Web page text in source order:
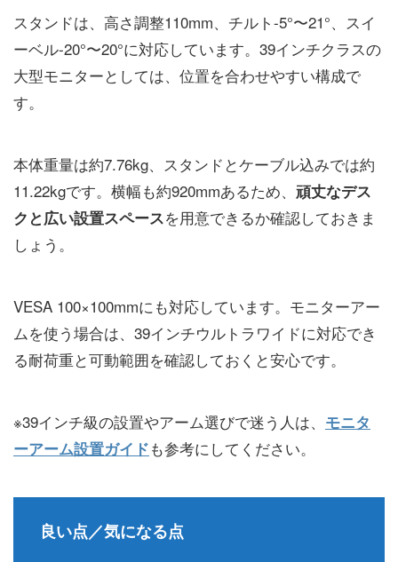
スタンドは、高さ調整110mm、チルト-5°〜21°、スイ
ーベル-20°〜20°に対応しています。39インチクラスの
大型モニターとしては、位置を合わせやすい構成で
す。
本体重量は約7.76kg、スタンドとケーブル込みでは約
11.22kgです。横幅も約920mmあるため、 頑丈なデス
クと広い設置スペースを用意できるか確認しておきま
しょう。
VESA 100×100mmにも対応しています。モニターアー
ムを使う場合は、39インチウルトラワイドに対応でき
る耐荷重と可動範囲を確認しておくと安心です。
※39インチ級の設置やアーム選びで迷う人は、 モニタ
ーアーム設置ガイドも参考にしてください。
良い点／気になる点